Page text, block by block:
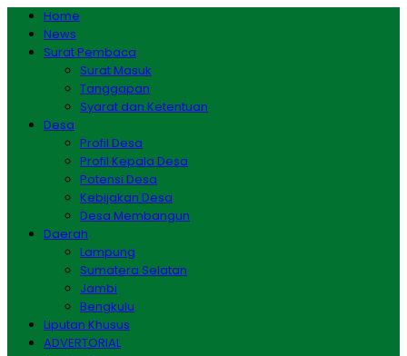
Home
News
Surat Pembaca
Surat Masuk
Tanggapan
Syarat dan Ketentuan
Desa
Profil Desa
Profil Kepala Desa
Potensi Desa
Kebijakan Desa
Desa Membangun
Daerah
Lampung
Sumatera Selatan
Jambi
Bengkulu
Liputan Khusus
ADVERTORIAL